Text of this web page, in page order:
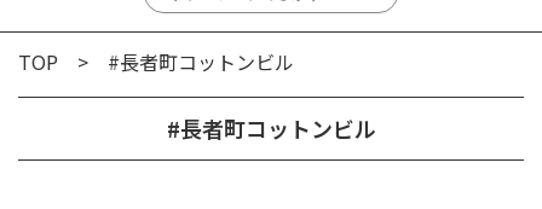
i
i
TOP > #長者町コットンビル
#長者町コットンビル